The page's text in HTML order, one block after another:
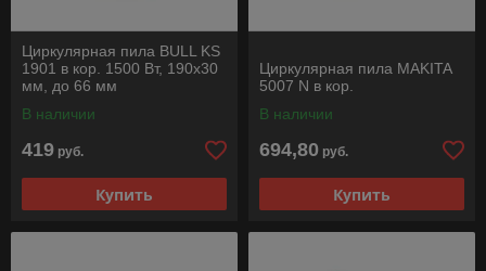
Циркулярная пила BULL KS
1901 в кор. 1500 Вт, 190х30
мм, до 66 мм
В наличии
419 руб.
Купить
Циркулярная пила MAKITA
5007 N в кор.
В наличии
694,80 руб.
Купить